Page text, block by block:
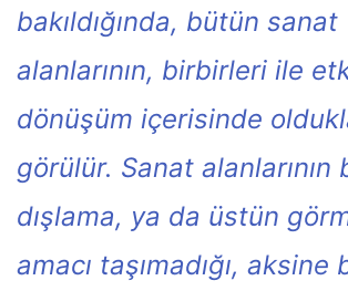
bakıldığında, bütün sanat
alanlarının, birbirleri ile
dönüşüm içerisinde
görülür. Sanat alanlarının
dışlama, ya da üstün
amacı taşımadığı,